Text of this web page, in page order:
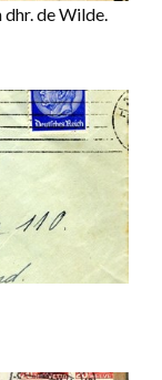
dhr. de Wilde.